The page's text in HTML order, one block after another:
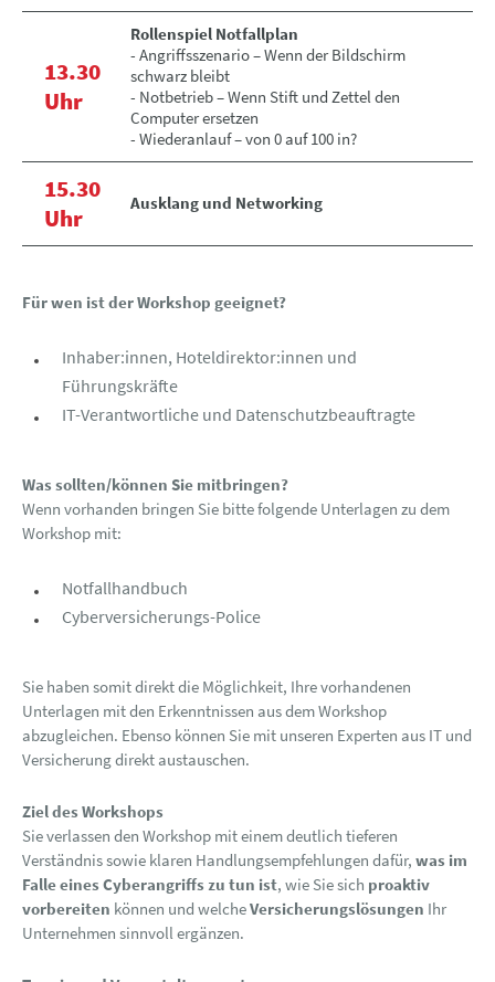
13.30
Uhr
Rollenspiel Notfallplan
- Angriffsszenario – Wenn der Bildschirm
schwarz bleibt
- Notbetrieb – Wenn Stift und Zettel den
Computer ersetzen
- Wiederanlauf – von 0 auf 100 in?
15.30
Uhr
Ausklang und Networking
Für wen ist der Workshop geeignet?
Inhaber:innen, Hoteldirektor:innen und
Führungskräfte
IT-Verantwortliche und Datenschutzbeauftragte
Was sollten/können Sie mitbringen?
Wenn vorhanden bringen Sie bitte folgende Unterlagen zu dem
Workshop mit:
Notfallhandbuch
Cyberversicherungs-Police
Sie haben somit direkt die Möglichkeit, Ihre vorhandenen
Unterlagen mit den Erkenntnissen aus dem Workshop
abzugleichen. Ebenso können Sie mit unseren Experten aus IT und
Versicherung direkt austauschen.
Ziel des Workshops
Sie verlassen den Workshop mit einem deutlich tieferen
Verständnis sowie klaren Handlungsempfehlungen dafür, was im
Falle eines Cyberangriffs zu tun ist, wie Sie sich proaktiv
vorbereiten können und welcheVersicherungslösungen Ihr
Unternehmen sinnvoll ergänzen.